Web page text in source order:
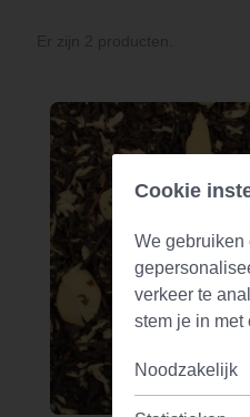
Cookie
We gebruiken
verkeer te
stem je in met
Noodzakelijk